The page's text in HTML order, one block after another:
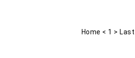
Home < 1 > Last